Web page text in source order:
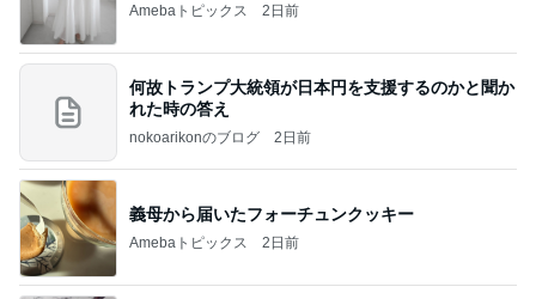
Amebaトピックス 2日前
何故トランプ大統領が日本円を支援するのかと聞か
れた時の答え
nokoarikonのブログ 2日前
義母から届いたフォーチュンクッキー
Amebaトピックス 2日前